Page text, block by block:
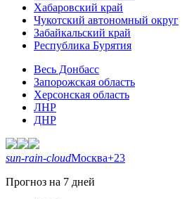
Хабаровский край
Чукотский автономный округ
Забайкальский край
Республика Бурятия
Весь Донбасс
Запорожская область
Херсонская область
ЛНР
ДНР
sun-rain-cloudМосква+23
Прогноз на 7 дней